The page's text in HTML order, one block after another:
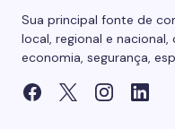
Sua principal fonte de
local, regional e
economia, segurança,